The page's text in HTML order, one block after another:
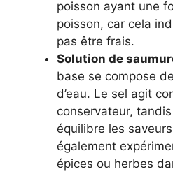
poisson ayant une
poisson, car cela
pas être frais.
Solution de
base se compose
d’eau. Le sel agit
conservateur,
équilibre les
également
épices ou herbes